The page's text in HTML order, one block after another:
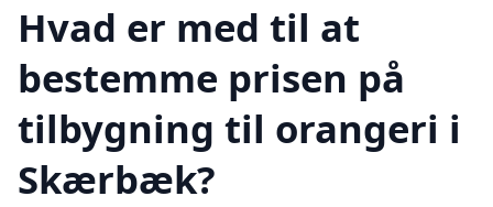
Hvad er med til at
bestemme prisen på
tilbygning til orangeri i
Skærbæk?